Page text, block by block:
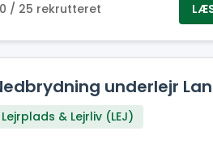
/ 25 rekrutteret
underlejr
Lejrplads & Lejrliv (LEJ)